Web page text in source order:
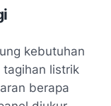
kebutuhan
tagihan listrik
berapa